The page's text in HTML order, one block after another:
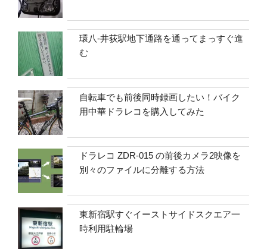
環八-井荻駅地下通路を通ってまっすぐ進
む
自転車でも前後同時録画したい！バイク
用中華ドラレコを購入してみた
ドラレコ ZDR-015 の前後カメラ2映像を
別々のファイルに分離する方法
東新宿駅すぐイーストサイドスクエア一
時利用駐輪場